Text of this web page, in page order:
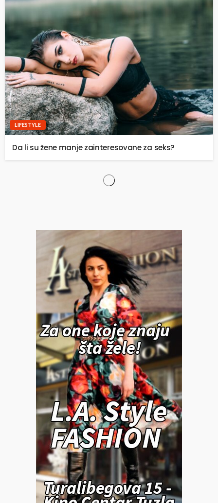
LIFESTYLE
Da li su žene manje zainteresovane za seks?